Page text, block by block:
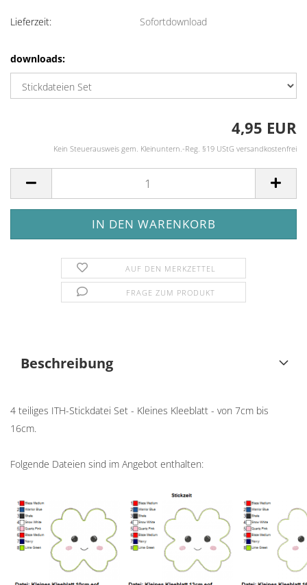
Lieferzeit: Sofortdownload
downloads:
4,95 EUR
Kein Steuerausweis gem. Kleinuntern.-Reg. §19 UStG versandkostenfrei
AUF DEN MERKZETTEL
FRAGE ZUM PRODUKT
Beschreibung
4 teiliges ITH-Stickdatei Set - Kleines Kleeblatt - von 7cm bis
16cm.
Folgende Dateien sind im Angebot enthalten: